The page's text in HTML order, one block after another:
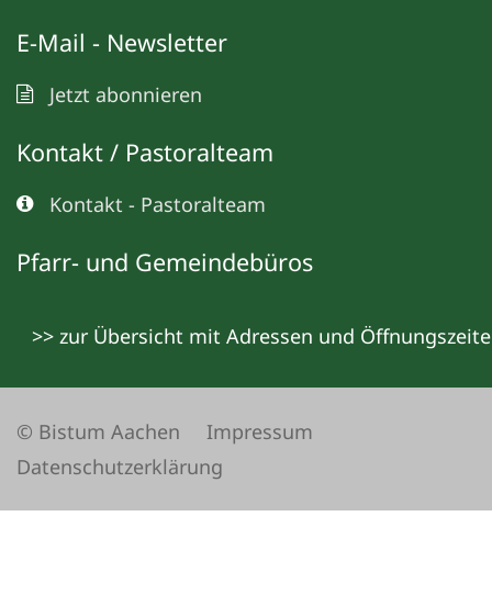
E-Mail - Newsletter
Jetzt abonnieren
Kontakt / Pastoralteam
Kontakt - Pastoralteam
Pfarr- und Gemeindebüros
>> zur Übersicht mit Adressen und
© Bistum Aachen
Impressum
Datenschutzerklärung